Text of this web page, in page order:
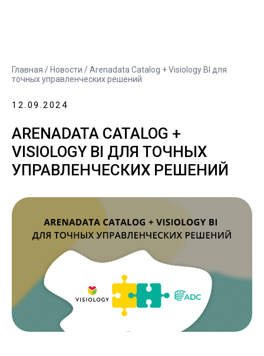
Главная / Новости / Arenadata Catalog + Visiology BI для
точных управленческих решений
12.09.2024
ARENADATA CATALOG +
VISIOLOGY BI ДЛЯ ТОЧНЫХ
УПРАВЛЕНЧЕСКИХ РЕШЕНИЙ